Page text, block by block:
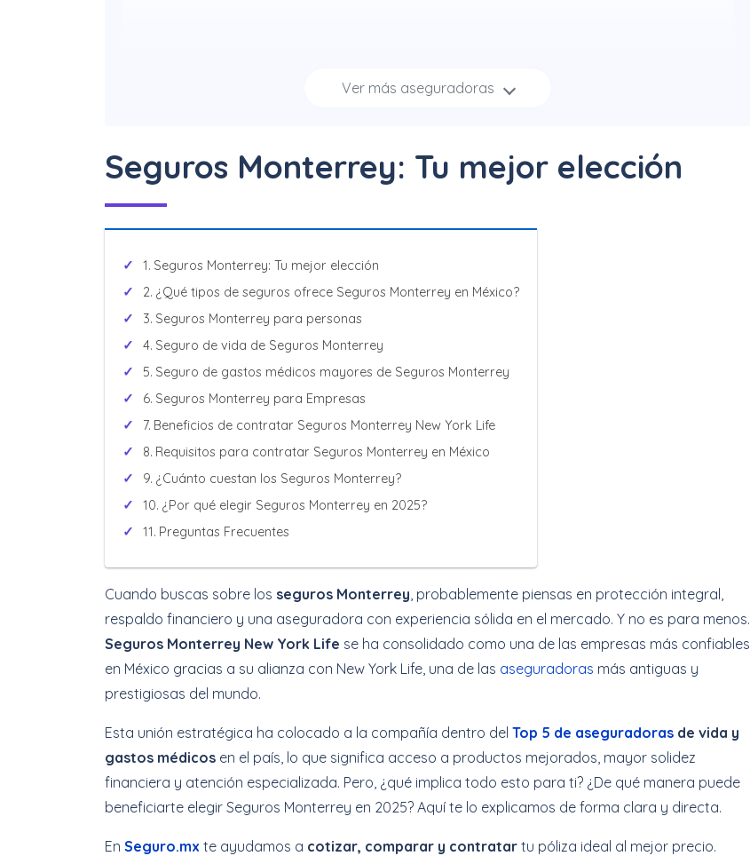
Increíbles descuentos + 6 y
12 Meses Sin Intereses
Cotizar Ahora
Ver más aseguradoras
Seguros Monterrey: Tu mejor elección
Seguros Monterrey: Tu mejor elección
¿Qué tipos de seguros ofrece Seguros Monterrey en México?
Seguros Monterrey para personas
Seguro de vida de Seguros Monterrey
Seguro de gastos médicos mayores de Seguros Monterrey
Seguros Monterrey para Empresas
Beneficios de contratar Seguros Monterrey New York Life
Requisitos para contratar Seguros Monterrey en México
¿Cuánto cuestan los Seguros Monterrey?
¿Por qué elegir Seguros Monterrey en 2025?
Preguntas Frecuentes
Cuando buscas sobre los seguros Monterrey, probablemente piensas en protección integral,
respaldo financiero y una aseguradora con experiencia sólida en el mercado. Y no es para menos.
Seguros Monterrey New York Life se ha consolidado como una de las empresas más confiables
en México gracias a su alianza con New York Life, una de las aseguradoras más antiguas y
prestigiosas del mundo.
Esta unión estratégica ha colocado a la compañía dentro del Top 5 de aseguradoras de vida y
gastos médicos en el país, lo que significa acceso a productos mejorados, mayor solidez
financiera y atención especializada. Pero, ¿qué implica todo esto para ti? ¿De qué manera puede
beneficiarte elegir Seguros Monterrey en 2025? Aquí te lo explicamos de forma clara y directa.
En Seguro.mx te ayudamos a cotizar, comparar y contratar tu póliza ideal al mejor precio.